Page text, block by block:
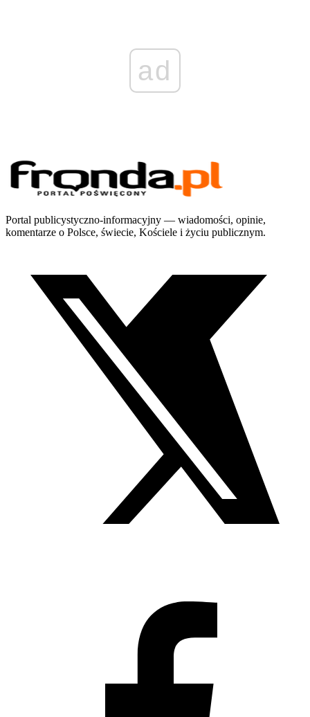
ad
Portal publicystyczno-informacyjny — wiadomości, opinie,
komentarze o Polsce, świecie, Kościele i życiu publicznym.